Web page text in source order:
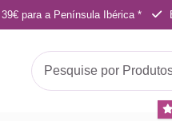
para a Península Ibérica *